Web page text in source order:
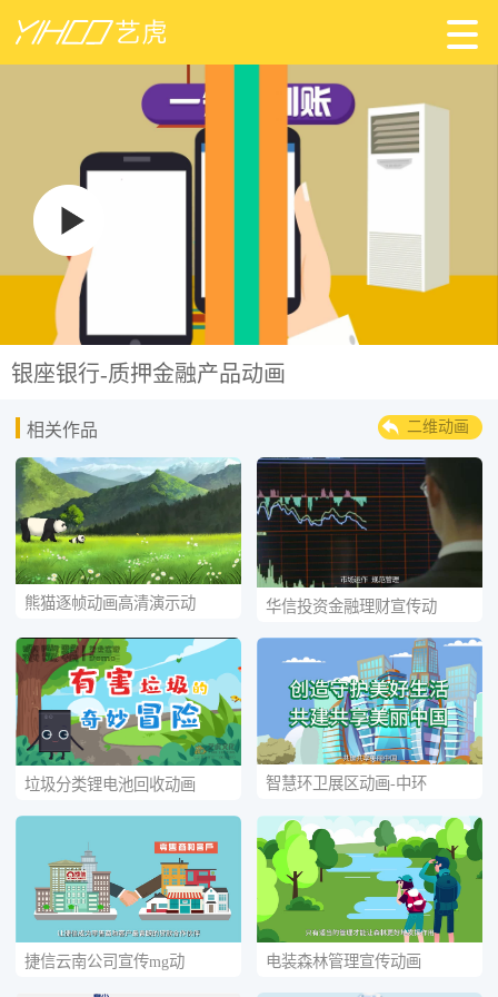
银座银行-质押金融产品动画
相关作品 二维动画
熊猫逐帧动画高清演示动 华信投资金融理财宣传动
垃圾分类锂电池回收动画 智慧环卫展区动画-中环
捷信云南公司宣传mg动 电装森林管理宣传动画